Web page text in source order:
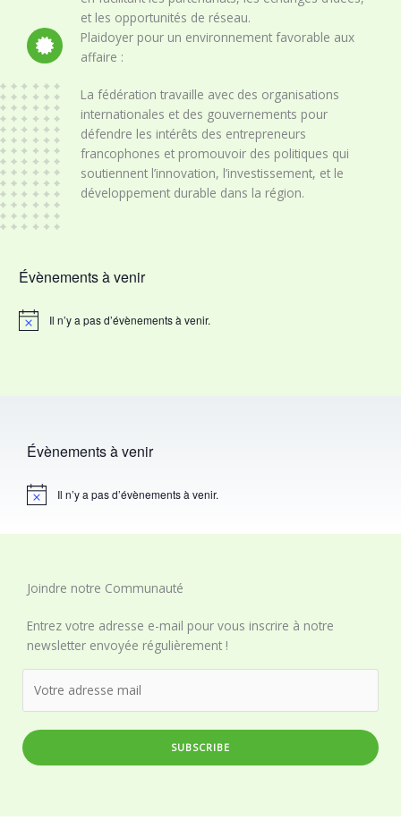
et les opportunités de réseau.
Plaidoyer pour un environnement favorable aux
affaire :
La fédération travaille avec des organisations
internationales et des gouvernements pour
défendre les intérêts des entrepreneurs
francophones et promouvoir des politiques qui
soutiennent l’innovation, l’investissement, et le
développement durable dans la région.
Évènements à venir
N
Il n’y a pas d’évènements à venir.
Évènements à venir
N
Il n’y a pas d’évènements à venir.
Joindre notre Communauté​
Entrez votre adresse e-mail pour vous inscrire à notre
newsletter envoyée régulièrement !
SUBSCRIBE